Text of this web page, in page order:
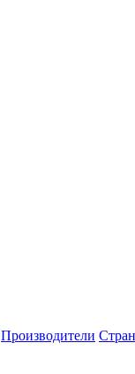
Производители